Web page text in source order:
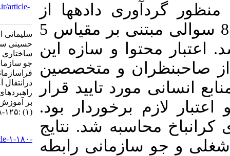
داده­ها از
پرسش­نامه محقق ساخته 85 سوالی مبتنی بر مقیاس 5
و سازه این
و متخصصین
تایید قرار
بود.
شد. نتایج
رابطه
URL:http://journalieaa.ir/article-
1-180-fa.html
سلیمانی الهام سادات، محمدی
حسینی سید احمد. آزمون مدل
ساختاری ویژگی شغلی، پویایی
جو سازمانی و عوامل
فراسازمانی بر مشارکت فعالانه
درانتقال آموزش با نقش میانجی
راهبردهای انتقال. نشریه مديريت
بر آموزش سازمانها. ۱۴۰۰; ۱۰
(۱) :۱۲۵-۱۴۸
http://journalieaa.ir/article-۱-۱۸۰-